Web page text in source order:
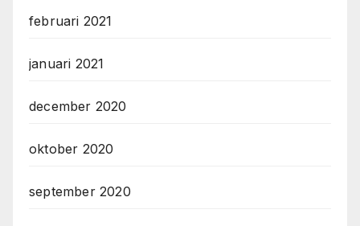
februari 2021
januari 2021
december 2020
oktober 2020
september 2020